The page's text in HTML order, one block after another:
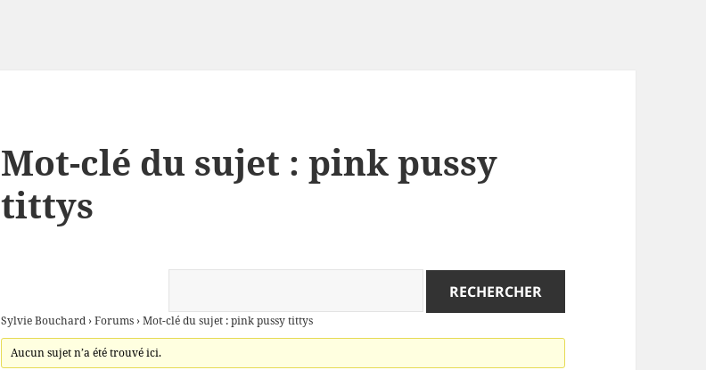
Mot-clé du sujet : pink pussy
tittys
Sylvie Bouchard ›Forums ›Mot-clé du sujet : pink pussy tittys
Aucun sujet n’a été trouvé ici.